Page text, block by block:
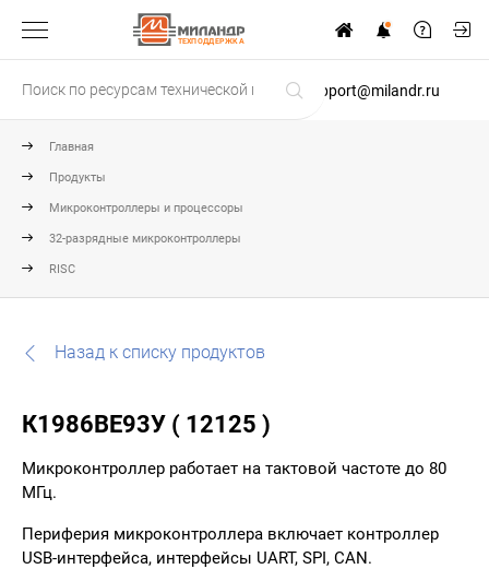
ТЕХПОДДЕРЖКА
support@milandr.ru
Главная
Продукты
Микроконтроллеры и процессоры
32-разрядные микроконтроллеры
RISC
Назад к списку продуктов
К1986ВЕ93У ( 12125 )
Микроконтроллер работает на тактовой частоте до 80
МГц.
Периферия микроконтроллера включает контроллер
USB-интерфейса, интерфейсы UART, SPI, CAN.